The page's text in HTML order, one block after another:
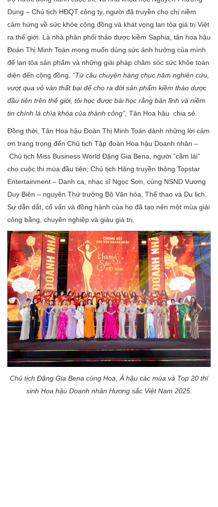
Dung – Chủ tịch HĐQT công ty, người đã truyền cho chị niềm
cảm hứng về sức khỏe cộng đồng và khát vọng lan tỏa giá trị Việt
ra thế giới. Là nhà phân phối thảo dược kiềm Saphia, tân hoa hậu
Đoàn Thị Minh Toán mong muốn dùng sức ảnh hưởng của mình
để lan tỏa sản phẩm và những giải pháp chăm sóc sức khỏe toàn
diện đến cộng đồng.
“Từ câu chuyện hàng chục năm nghiên cứu,
vượt qua vô vàn thất bại để cho ra đời sản phẩm kiềm thảo dược
đầu tiên trên thế giới, tôi học được bài học rằng bản lĩnh và niềm
tin chính là chìa khóa của thành công”, Tân Hoa hậu chia sẻ.
Đồng thời, Tân Hoa hậu Đoàn Thị Minh Toán dành những lời cảm
ơn trang trọng đến Chủ tịch Tập đoàn Hoa hậu Doanh nhân –
Chủ tịch Miss Business World Đặng Gia Bena, người “cầm lái”
cho cuộc thi mùa đầu tiên; Chủ tịch Hãng truyền thông Topstar
Entertainment – Danh ca, nhạc sĩ Ngọc Sơn, cùng NSND Vương
Duy Biên – nguyên Thứ trưởng Bộ Văn hóa, Thể thao và Du lịch.
Sự dẫn dắt, cố vấn và đồng hành của họ đã tạo nên một mùa giải
công bằng, chuyên nghiệp và giàu giá trị.
Chủ tịch Đặng Gia Bena cùng Hoa, Á hậu các mùa và Top 20 thí
sinh Hoa hậu Doanh nhân Hương sắc Việt Nam 2025.